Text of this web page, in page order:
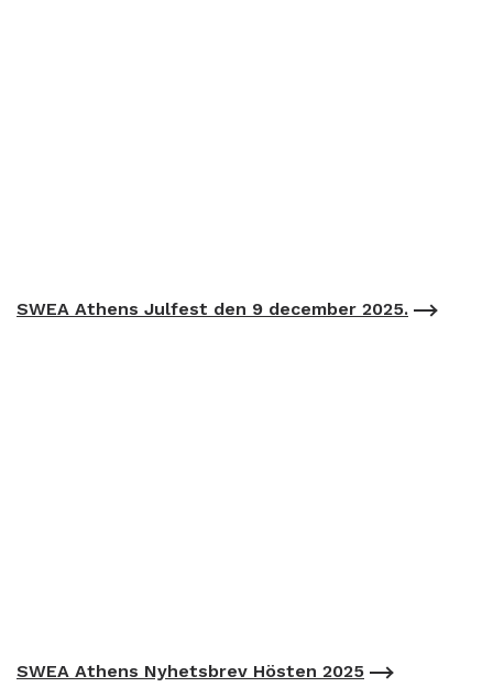
SWEA Athens Julfest den 9 december 2025.
SWEA Athens Nyhetsbrev Hösten 2025